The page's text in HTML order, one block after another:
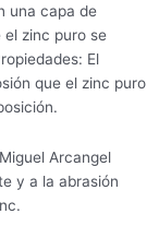
una capa de
el zinc puro se
El
que el zinc puro
Arcangel
y a la abrasión